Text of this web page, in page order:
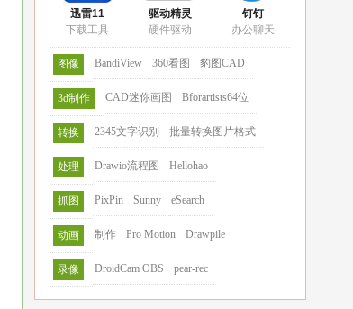
迅雷11
下载工具
驱动精灵
硬件驱动
钉钉
办公聊天
图像 BandiView 360看图 豹图CAD
3d制作 CAD迷你画图 Bforartists64位
转换 2345文字识别 批量转换图片格式
处理 Drawio流程图 Hellohao
抓图 PixPin Sunny eSearch
动画 制作 Pro Motion Drawpile
录像 DroidCam OBS pear-rec